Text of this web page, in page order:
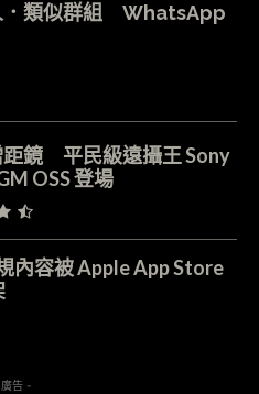
．類似群組 WhatsApp
距鏡 平民級遠攝王 Sony
OSS 登場
內容被 Apple App Store
告 -